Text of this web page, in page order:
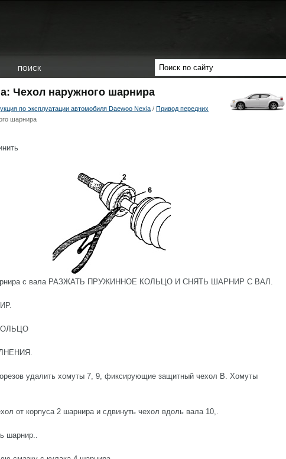
ПОИСК
Чехол наружного шарнира
по эксплуатации автомобиля Daewoo Nexia / Привод передних
шарнира
с вала РАЗЖАТЬ ПРУЖИННОЕ КОЛЬЦО И СНЯТЬ ШАРНИР С ВАЛ.
удалить хомуты 7, 9, фиксирующие защитный чехол В. Хомуты
от корпуса 2 шарнира и сдвинуть чехол вдоль вала 10,.
шарнир..